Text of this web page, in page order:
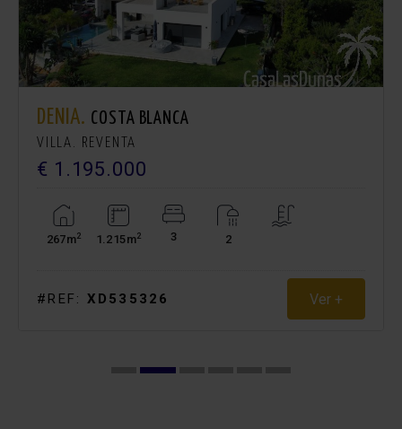
DENIA. COSTA BLANCA
VILLA. REVENTA
€ 1.195.000
267m2 1.215m2 3 2
#REF: XD535326 Ver +